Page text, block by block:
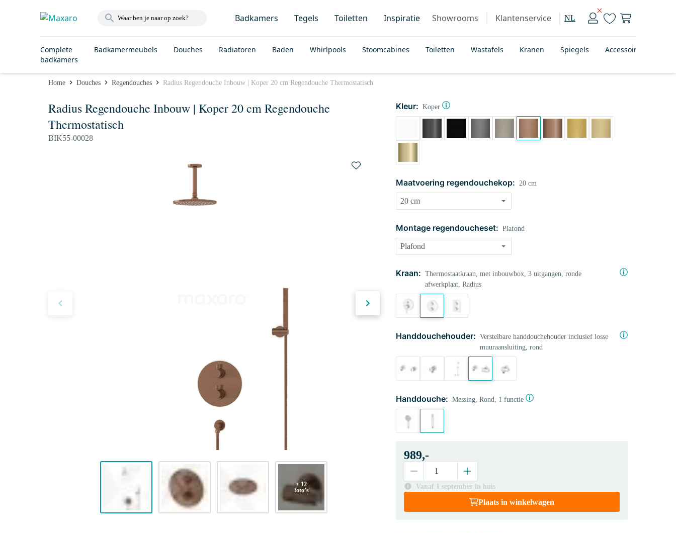
Badkamers Tegels Toiletten Inspiratie Showrooms Klantenservice NL
Complete
badkamers
Badkamermeubels Douches Radiatoren Baden Whirlpools Stoomcabines Toiletten Wastafels Kranen Spiegels Accessoires
Home Douches Regendouches Radius Regendouche Inbouw | Koper 20 cm Regendouche Thermostatisch
Radius Regendouche Inbouw | Koper 20 cm Regendouche
Thermostatisch
BIK55-00028
+ 12
foto’s
Kleur: Koper
Maatvoering regendouchekop: 20 cm
Montage regendoucheset: Plafond
Kraan: Thermostaatkraan, met inbouwbox, 3 uitgangen, ronde
afwerkplaat, Radius
Handdouchehouder: Verstelbare handdouchehouder inclusief losse
muuraansluiting, rond
Handdouche: Messing, Rond, 1 functie
989,-
Vanaf 1 september in huis
Plaats in winkelwagen